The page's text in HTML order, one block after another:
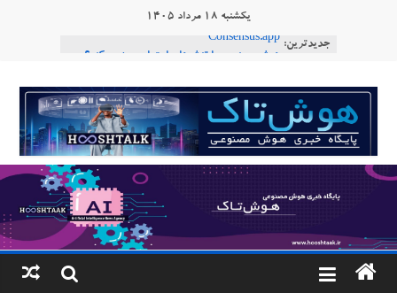
یکشنبه ۱۸ مرداد ۱۴۰۵
جدیدترین:
Consensus.app
طبیعی فارسی
ربات «Aru» محصول شرکت فرانسوی Nio
Robotics
ربات T‑800
هوشتاک
پایگاه
خبری